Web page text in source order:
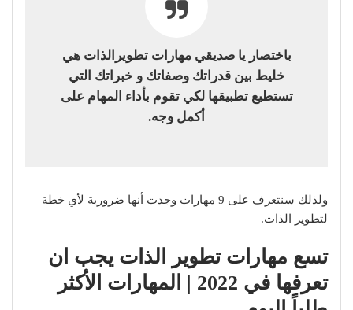
باختصار يا صديقي مهارات تطويرالذات هي
خليط بين قدراتك وصفاتك و خبراتك التي
تستطيع تطبيقها لكي تقوم بأداء المهام على
أكمل وجه.
ولذلك سنتعرف على 9 مهارات وجدت أنها ضرورية لأي خطة
لتطوير الذات.
تسع مهارات تطوير الذات يجب ان
تعرفها في 2022 | المهارات الأكثر